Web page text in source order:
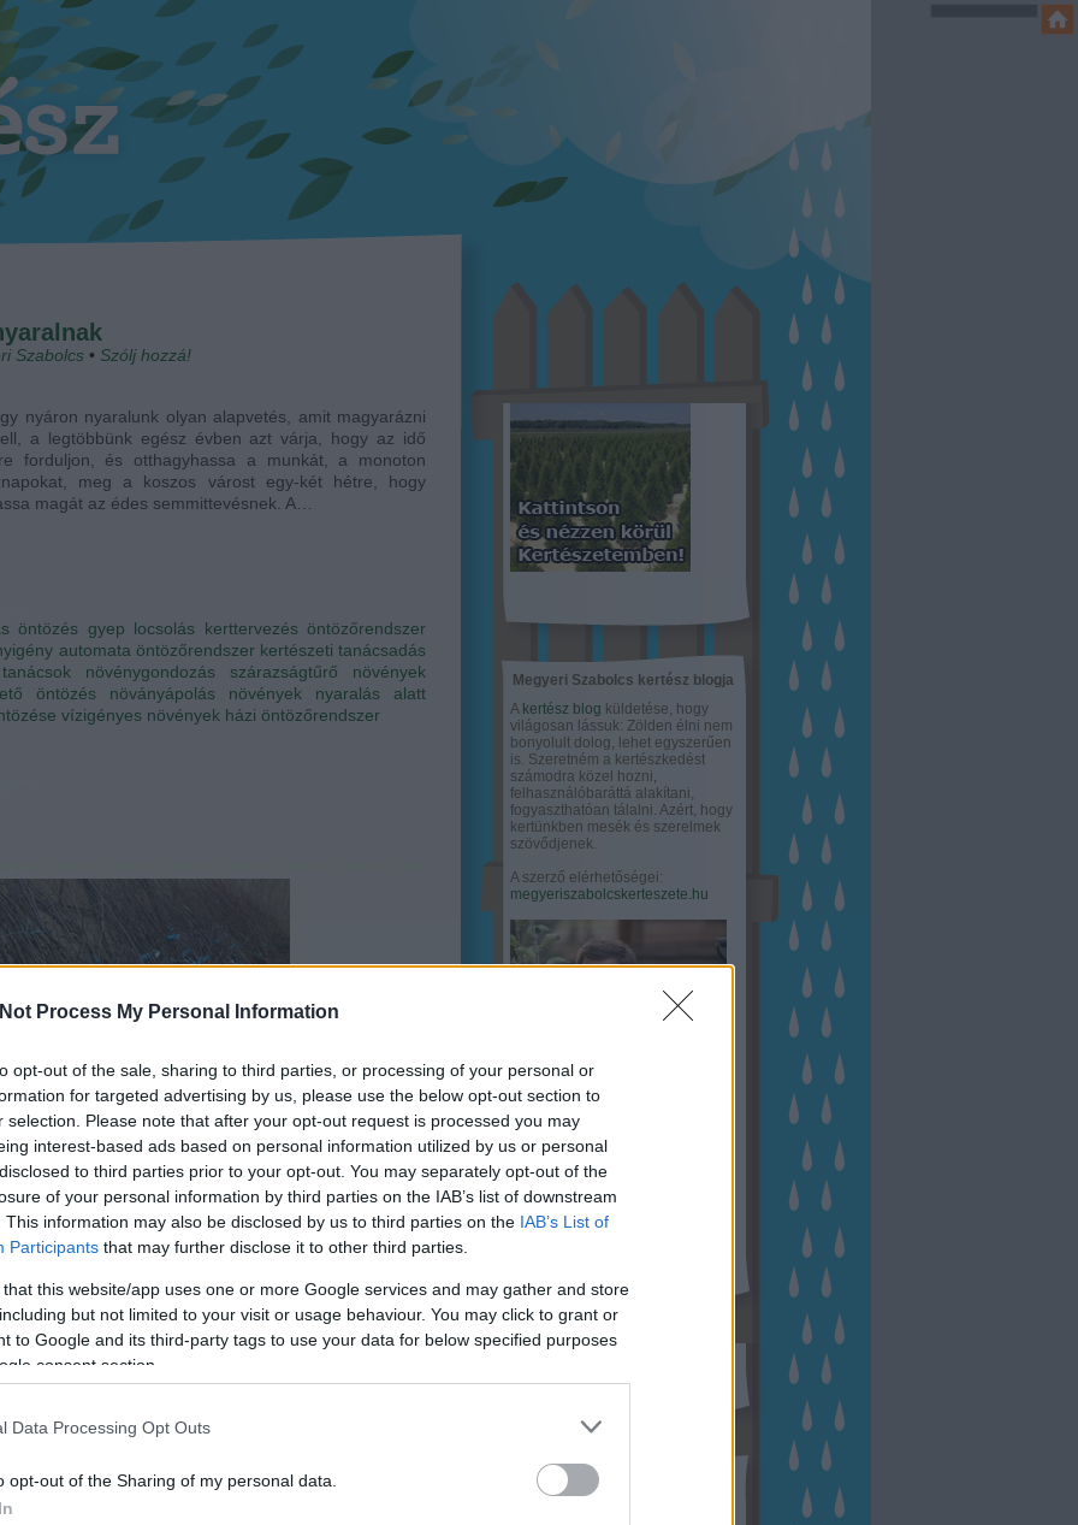
Process My Personal Information
opt-out of the sale, sharing to third parties, or processing of your personal or
for targeted advertising by us, please use the below opt-out section to
selection. Please note that after your opt-out request is processed you may
interest-based ads based on personal information utilized by us or personal
to third parties prior to your opt-out. You may separately opt-out of the
of your personal information by third parties on the IAB’s list of downstream
This information may also be disclosed by us to third parties on the IAB’s List of
Participants that may further disclose it to other third parties.
that this website/app uses one or more Google services and may gather and store
but not limited to your visit or usage behaviour. You may click to grant or
to Google and its third-party tags to use your data for below specified purposes
consent section.
Data Processing Opt Outs
opt-out of the Sharing of my personal data.
Szabolcs • Szólj hozzá!
nyáron nyaralunk olyan alapvetés, amit magyarázni
a legtöbbünk egész évben azt várja, hogy az idő
forduljon, és otthagyhassa a munkát, a monoton
meg a koszos várost egy-két hétre, hogy
magát az édes semmittevésnek. A…
öntözés gyep locsolás kerttervezés öntözőrendszer
automata öntözőrendszer kertészeti tanácsadás
növénygondozás
szárazságtűrő növények
öntözés növányápolás
növények nyaralás alatt
vízigényes növények házi öntözőrendszer
is a hőguta?
Szabolcs•2komment·1trackback
ezért érdemes, sőt szükséges odafigyelni zöld,
színes kedvenceink kondíciójára ezekben a forró
Ugyan az előrejelzések mától jelentős visszaesést
de ez csak azt jelenti, hogy a mai 40 Celsius
kicsivel 30 Celsius fölötti…
öntözés árnyékolás
öntözése öntözési módszerek
Megyeri Szabolcs kertész blogja
A kertész blog küldetése, hogy
világosan lássuk: Zölden élni nem
bonyolult dolog, lehet egyszerűen
is. Szeretném a kertészkedést
számodra közel hozni,
felhasználóbaráttá alakítani,
fogyaszthatóan tálalni. Azért, hogy
kertünkben mesék és szerelmek
szövődjenek.
A szerző elérhetőségei:
megyeriszabolcskerteszete.hu
Kövessen Facebookon
Keresés